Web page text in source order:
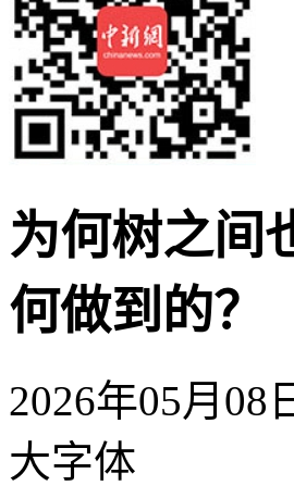
为何树之间
何做到的？
2026年05月
大字体